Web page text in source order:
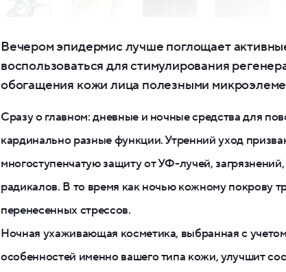
Вечером эпидермис лучше поглощает
воспользоваться для стимулирования
обогащения кожи лица полезными
Сразу о главном: дневные и ночные средства для
кардинально разные функции. Утренний уход
многоступенчатую защиту от УФ-лучей,
радикалов. В то время как ночью кожному покрову
перенесенных стрессов.
Ночная ухаживающая косметика, выбранная с
особенностей именно вашего типа кожи, улучшит